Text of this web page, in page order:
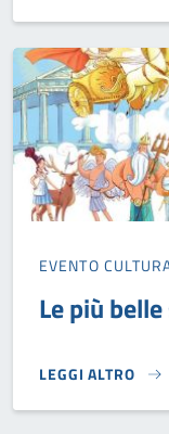
EVENTO
Le più
LEGGI ALTRO
LE PIÙ BELLE